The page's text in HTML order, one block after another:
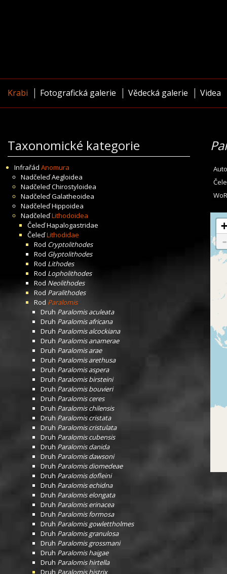
Krabi Fotografická galerie Vědecká galerie Videa
Taxonomické kategorie
Infrařád Anomura
NadčeleďAegloidea
NadčeleďChirostyloidea
NadčeleďGalatheoidea
NadčeleďHippoidea
NadčeleďLithodoidea
ČeleďHapalogastridae
ČeleďLithodidae
Rod Cryptolithodes
Rod Glyptolithodes
Rod Lithodes
Rod Lopholithodes
Rod Neolithodes
Rod Paralithodes
Rod Paralomis
Druh Paralomis aculeata
Druh Paralomis africana
Druh Paralomis alcockiana
Druh Paralomis anamerae
Druh Paralomis arae
Druh Paralomis arethusa
Druh Paralomis aspera
Druh Paralomis birsteini
Druh Paralomis bouvieri
Druh Paralomis ceres
Druh Paralomis chilensis
Druh Paralomis cristata
Druh Paralomis cristulata
Druh Paralomis cubensis
Druh Paralomis danida
Druh Paralomis dawsoni
Druh Paralomis diomedeae
Druh Paralomis dofleini
Druh Paralomis echidna
Druh Paralomis elongata
Druh Paralomis erinacea
Druh Paralomis formosa
Druh Paralomis gowlettholmes
Druh Paralomis granulosa
Druh Paralomis grossmani
Druh Paralomis haigae
Druh Paralomis hirtella
Druh Paralomis histrix
+